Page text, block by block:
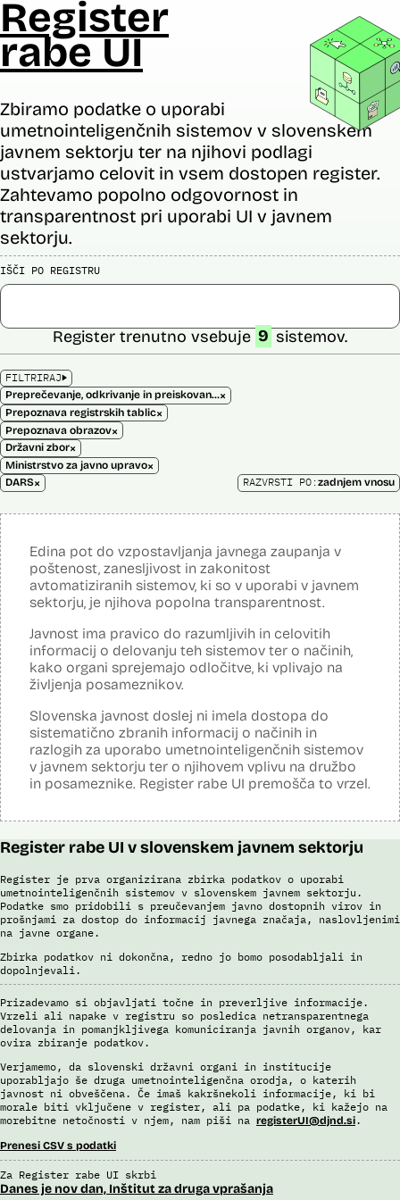
Register
rabe UI
Zbiramo podatke o uporabi
umetnointeligenčnih sistemov v slovenskem
javnem sektorju ter na njihovi podlagi
ustvarjamo celovit in vsem dostopen register.
Zahtevamo popolno odgovornost in
transparentnost pri uporabi UI v javnem
sektorju.
IŠČI PO REGISTRU
FILTRIRAJ
Preprečevanje, odkrivanje in preiskovanje kaznivih dejanj×
Prepoznava registrskih tablic×
Prepoznava obrazov×
Državni zbor×
Ministrstvo za javno upravo×
DARS×
Register trenutno vsebuje 9 sistemov.
RAZVRSTI PO:zadnjem vnosu
Edina pot do vzpostavljanja javnega zaupanja v
poštenost, zanesljivost in zakonitost
avtomatiziranih sistemov, ki so v uporabi v javnem
sektorju, je njihova popolna transparentnost.
Javnost ima pravico do razumljivih in celovitih
informacij o delovanju teh sistemov ter o načinih,
kako organi sprejemajo odločitve, ki vplivajo na
življenja posameznikov.
Slovenska javnost doslej ni imela dostopa do
sistematično zbranih informacij o načinih in
razlogih za uporabo umetnointeligenčnih sistemov
v javnem sektorju ter o njihovem vplivu na družbo
in posameznike. Register rabe UI premošča to vrzel.
Register rabe UI v slovenskem javnem sektorju
Register je prva organizirana zbirka podatkov o uporabi
umetnointeligenčnih sistemov v slovenskem javnem sektorju.
Podatke smo pridobili s preučevanjem javno dostopnih virov in
prošnjami za dostop do informacij javnega značaja, naslovljenimi
na javne organe.
Zbirka podatkov ni dokončna, redno jo bomo posodabljali in
dopolnjevali.
Prizadevamo si objavljati točne in preverljive informacije.
Vrzeli ali napake v registru so posledica netransparentnega
delovanja in pomanjkljivega komuniciranja javnih organov, kar
ovira zbiranje podatkov.
Verjamemo, da slovenski državni organi in institucije
uporabljajo še druga umetnointeligenčna orodja, o katerih
javnost ni obveščena. Če imaš kakršnekoli informacije, ki bi
morale biti vključene v register, ali pa podatke, ki kažejo na
morebitne netočnosti v njem, nam piši na registerUI@djnd.si.
Prenesi CSV s podatki
Za Register rabe UI skrbi
Danes je nov dan, Inštitut za druga vprašanja